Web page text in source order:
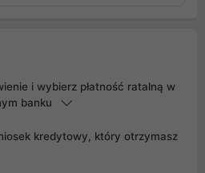
i wybierz płatność ratalną w
banku
kredytowy, który otrzymasz